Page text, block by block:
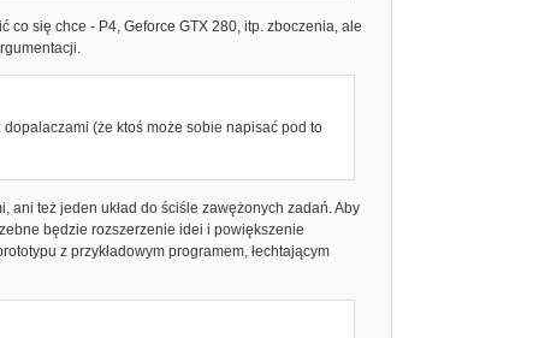
co się chce - P4, Geforce GTX 280, itp. zboczenia, ale
(że ktoś może sobie napisać pod to
ani też jeden układ do ściśle zawężonych zadań. Aby
będzie rozszerzenie idei i powiększenie
z przykładowym programem, łechtającym